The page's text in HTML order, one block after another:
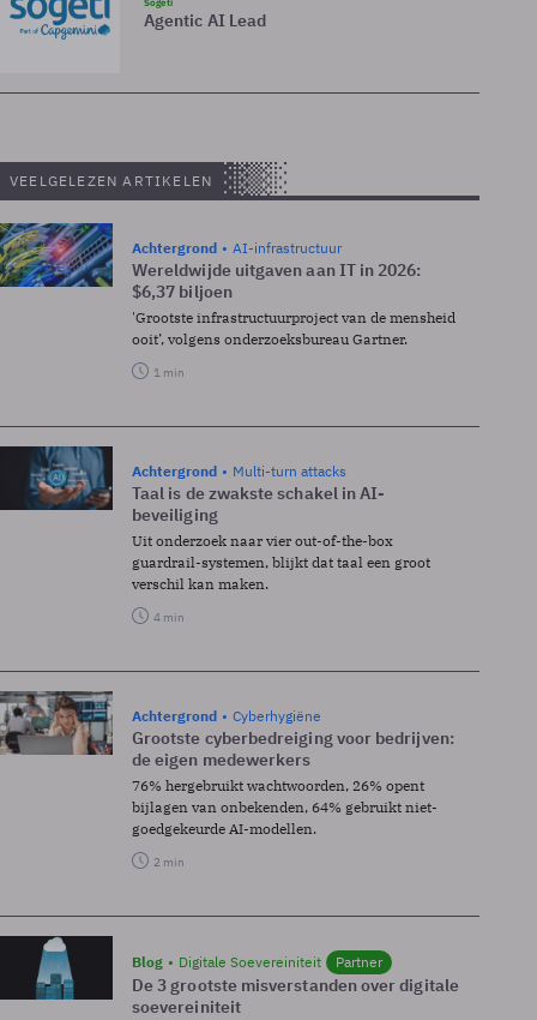
Sogeti
Agentic AI Lead
VEELGELEZEN ARTIKELEN
Achtergrond AI-infrastructuur
Wereldwijde uitgaven aan IT in 2026:
$6,37 biljoen
'Grootste infrastructuurproject van de mensheid
ooit’, volgens onderzoeksbureau Gartner.
1 min
Achtergrond Multi-turn attacks
Taal is de zwakste schakel in AI-
beveiliging
Uit onderzoek naar vier out-of-the-box
guardrail-systemen, blijkt dat taal een groot
verschil kan maken.
4 min
Achtergrond Cyberhygiëne
Grootste cyberbedreiging voor bedrijven:
de eigen medewerkers
76% hergebruikt wachtwoorden, 26% opent
bijlagen van onbekenden, 64% gebruikt niet-
goedgekeurde AI-modellen.
2 min
Blog Digitale Soevereiniteit Partner
De 3 grootste misverstanden over digitale
soevereiniteit